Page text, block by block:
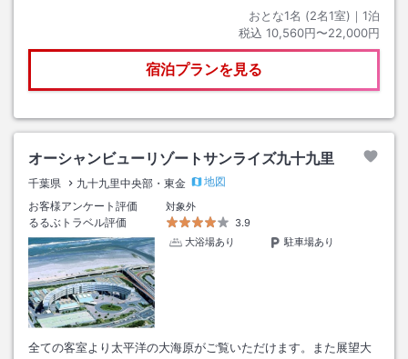
おとな1名 (2名1室)｜ 1泊
税込 10,560円〜22,000円
宿泊プランを見る
オーシャンビューリゾートサンライズ九十九里
千葉県 九十九里中央部・東金
地図
お客様アンケート評価
対象外
るるぶトラベル評価
3.9
大浴場あり
駐車場あり
全ての客室より太平洋の大海原がご覧いただけます。また展望大